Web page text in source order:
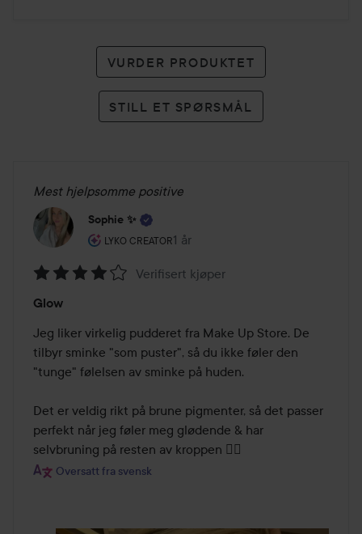
VURDER PRODUKTET
STILL ET SPØRSMÅL
Mest hjelpsomme positive
Sophie ✨
LYKO CREATOR
Brukerens rolle: Lyko Creator.
1 år
Innlegget ble opprettet 1 år
4
av
5
Verifisert kjøper
Glow
Jeg liker virkelig pudderet fra Make Up Store. De
tilbyr sminke "som puster", så du ikke føler den
"tunge" følelsen av sminke på huden.
Det er veldig rikt på brune pigmenter, så det passer
perfekt når jeg føler meg glødende & har
selvbruning på resten av kroppen ❤️‍🔥
Oversatt fra svensk